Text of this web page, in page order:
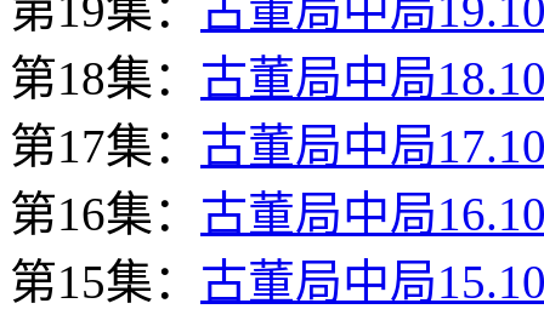
第18集： 古董局中局
第17集： 古董局中局
第16集： 古董局中局
第15集： 古董局中局